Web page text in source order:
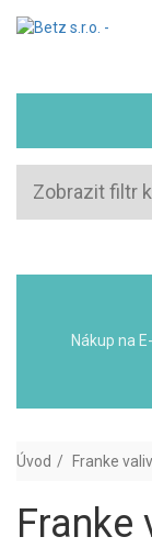
Zobrazit filtr
Nákup na
Úvod Franke
Franke